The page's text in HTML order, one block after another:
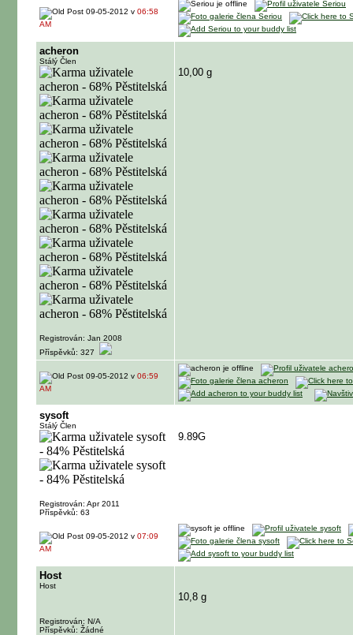
09-05-2012 v 06:58
AM
acheron
Stálý Člen
Registrován: Jan 2008
Příspěvků: 327
10,00 g
09-05-2012 v 06:59
AM
sysoft
Stálý Člen
Registrován: Apr 2011
Příspěvků: 63
9.89G
09-05-2012 v 07:09
AM
Host
Host
Registrován: N/A
Příspěvků: Žádné
10,8 g